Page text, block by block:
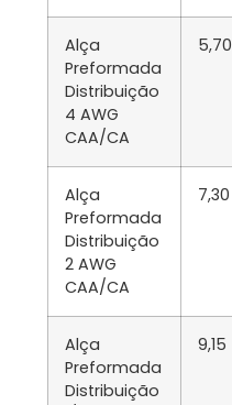
Alça
Preformada
Distribuição
4 AWG
CAA/CA
5,70
Alça
Preformada
Distribuição
2 AWG
CAA/CA
7,30
Alça
Preformada
Distribuição
9,15